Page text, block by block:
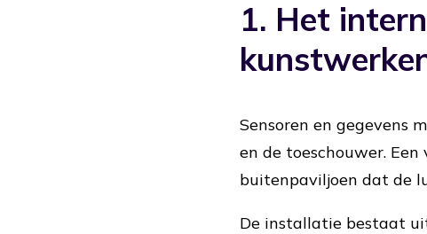
1. Het
Sensoren en gegevens
en de toeschouwer.
buitenpaviljoen dat de
De installatie bestaat